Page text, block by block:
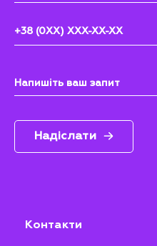
Надіслати
Контакти